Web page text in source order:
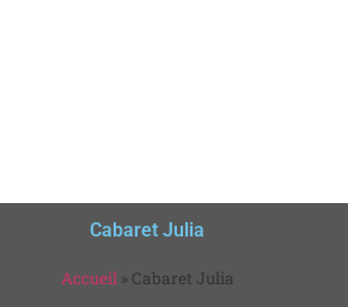
Cabaret Julia
Accueil» Cabaret Julia